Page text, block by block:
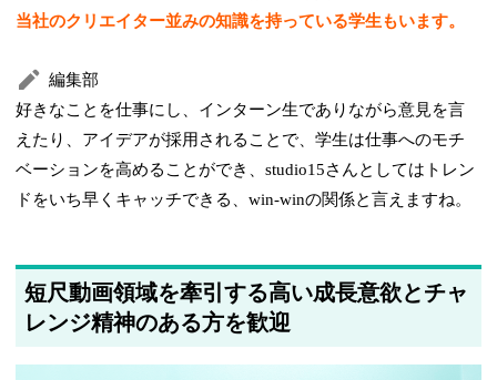
当社のクリエイター並みの知識を持っている学生もいます。
編集部
好きなことを仕事にし、インターン生でありながら意見を言
えたり、アイデアが採用されることで、学生は仕事へのモチ
ベーションを高めることができ、studio15さんとしてはトレン
ドをいち早くキャッチできる、win-winの関係と言えますね。
短尺動画領域を牽引する高い成長意欲とチャ
レンジ精神のある方を歓迎